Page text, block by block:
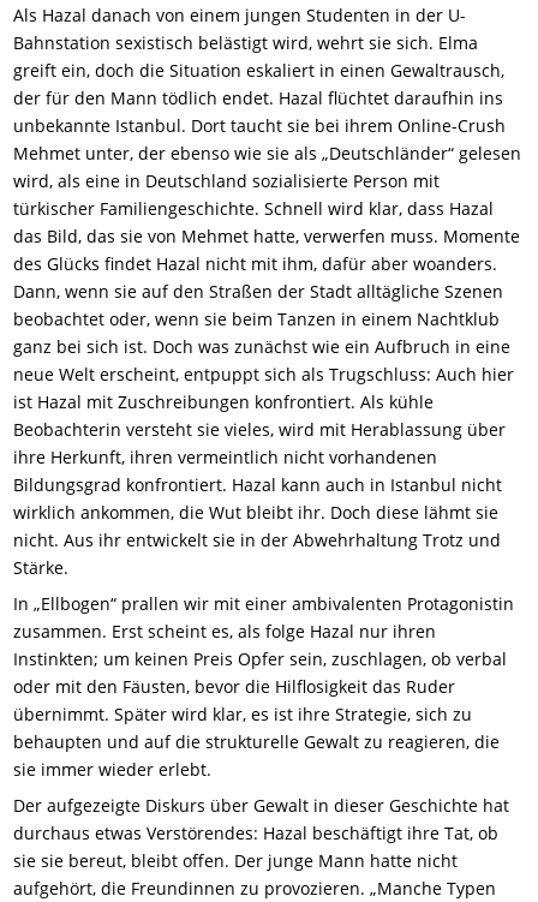
Als Hazal danach von einem jungen Studenten in der U-
Bahnstation sexistisch belästigt wird, wehrt sie sich. Elma
greift ein, doch die Situation eskaliert in einen Gewaltrausch,
der für den Mann tödlich endet. Hazal flüchtet daraufhin ins
unbekannte Istanbul. Dort taucht sie bei ihrem Online-Crush
Mehmet unter, der ebenso wie sie als „Deutschländer“ gelesen
wird, als eine in Deutschland sozialisierte Person mit
türkischer Familiengeschichte. Schnell wird klar, dass Hazal
das Bild, das sie von Mehmet hatte, verwerfen muss. Momente
des Glücks findet Hazal nicht mit ihm, dafür aber woanders.
Dann, wenn sie auf den Straßen der Stadt alltägliche Szenen
beobachtet oder, wenn sie beim Tanzen in einem Nachtklub
ganz bei sich ist. Doch was zunächst wie ein Aufbruch in eine
neue Welt erscheint, entpuppt sich als Trugschluss: Auch hier
ist Hazal mit Zuschreibungen konfrontiert. Als kühle
Beobachterin versteht sie vieles, wird mit Herablassung über
ihre Herkunft, ihren vermeintlich nicht vorhandenen
Bildungsgrad konfrontiert. Hazal kann auch in Istanbul nicht
wirklich ankommen, die Wut bleibt ihr. Doch diese lähmt sie
nicht. Aus ihr entwickelt sie in der Abwehrhaltung Trotz und
Stärke.
In „Ellbogen“ prallen wir mit einer ambivalenten Protagonistin
zusammen. Erst scheint es, als folge Hazal nur ihren
Instinkten; um keinen Preis Opfer sein, zuschlagen, ob verbal
oder mit den Fäusten, bevor die Hilflosigkeit das Ruder
übernimmt. Später wird klar, es ist ihre Strategie, sich zu
behaupten und auf die strukturelle Gewalt zu reagieren, die
sie immer wieder erlebt.
Der aufgezeigte Diskurs über Gewalt in dieser Geschichte hat
durchaus etwas Verstörendes: Hazal beschäftigt ihre Tat, ob
sie sie bereut, bleibt offen. Der junge Mann hatte nicht
aufgehört, die Freundinnen zu provozieren. „Manche Typen